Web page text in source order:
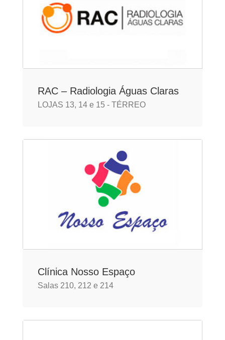
RAC – Radiologia Águas Claras
LOJAS 13, 14 e 15 - TÉRREO
Clínica Nosso Espaço
Salas 210, 212 e 214